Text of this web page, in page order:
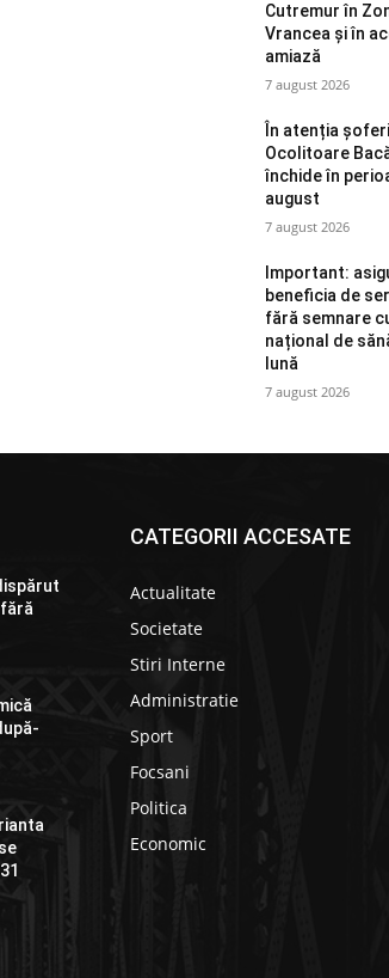
Cutremur în
Vrancea și în
amiază
7 august 2026
În atenția
Ocolitoare
închide în
august
7 august 2026
Important:
beneficia de
fără semnare
național de
lună
7 august 2026
CATEGORII ACCESATE
Actualitate
Societate
Stiri Interne
Administratie
Sport
Focsani
Politica
Economic